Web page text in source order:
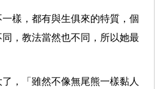
樣，都有與生俱來的特質，個
，教法當然也不同，所以她最
，「雖然不像無尾熊一樣黏人